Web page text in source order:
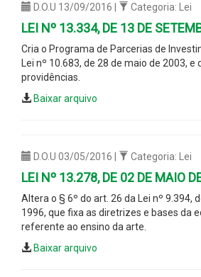
D.O.U 13/09/2016 | Categoria: Lei
LEI Nº 13.334, DE 13 DE
Cria o Programa de Parcerias de
Lei nº 10.683, de 28 de maio de 2003, e
providências.
Baixar arquivo
D.O.U 03/05/2016 | Categoria: Lei
LEI Nº 13.278, DE 02 DE MAIO
Altera o § 6º do art. 26 da Lei nº 9.394,
1996, que fixa as diretrizes e bases da
referente ao ensino da arte.
Baixar arquivo